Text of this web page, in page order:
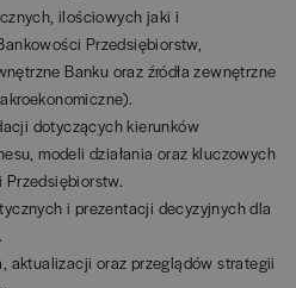
ilościowych jaki i
Przedsiębiorstw,
Banku oraz źródła zewnętrzne
dotyczących kierunków
modeli działania oraz kluczowych
i prezentacji decyzyjnych dla
aktualizacji oraz przeglądów strategii